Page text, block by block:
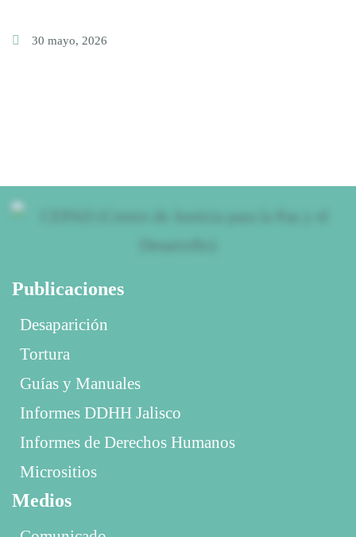
30 mayo, 2026
Publicaciones
Desaparición
Tortura
Guías y Manuales
Informes DDHH Jalisco
Informes de Derechos Humanos
Micrositios
Medios